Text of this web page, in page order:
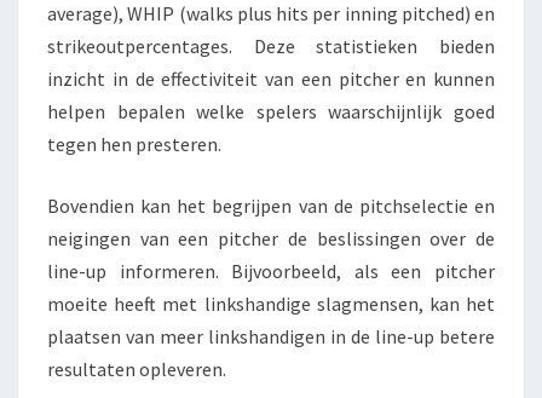
average), WHIP (walks plus hits per inning pitched) en
strikeoutpercentages. Deze statistieken bieden
inzicht in de effectiviteit van een pitcher en kunnen
helpen bepalen welke spelers waarschijnlijk goed
tegen hen presteren.
Bovendien kan het begrijpen van de pitchselectie en
neigingen van een pitcher de beslissingen over de
line-up informeren. Bijvoorbeeld, als een pitcher
moeite heeft met linkshandige slagmensen, kan het
plaatsen van meer linkshandigen in de line-up betere
resultaten opleveren.